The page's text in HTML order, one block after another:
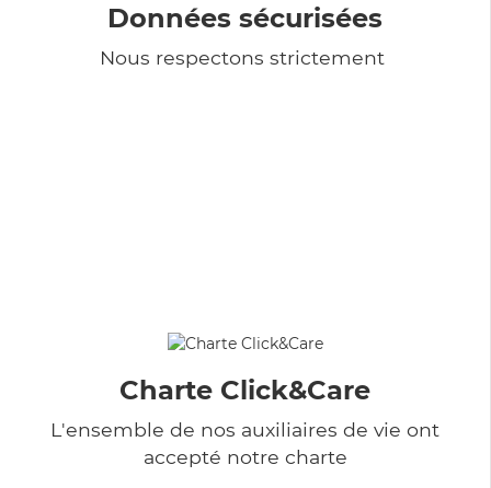
Données sécurisées
Nous respectons strictement
Charte Click&Care
L'ensemble de nos auxiliaires de vie ont
accepté notre charte